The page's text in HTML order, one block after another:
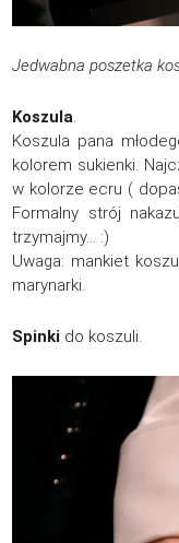
Jedwabna poszetka
Koszula.
Koszula pana
kolorem sukienki.
w kolorze ecru (
Formalny strój
trzymajmy… :)
Uwaga: mankiet
marynarki.
Spinki do koszuli.